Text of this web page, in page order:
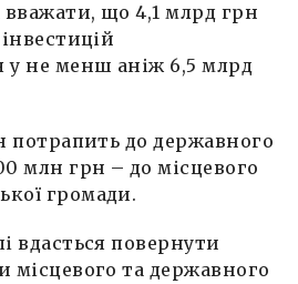
що 4,1 млрд грн
у не менш аніж 6,5 млрд
потрапить до державного
млн грн – до місцевого
громади.
вдасться повернути
місцевого та державного